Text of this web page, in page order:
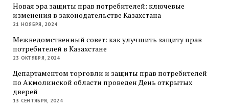
Новая эра защиты прав потребителей: ключевые
изменения в законодательстве Казахстана
21 НОЯБРЯ, 2024
Межведомственный совет: как улучшить защиту прав
потребителей в Казахстане
23 ОКТЯБРЯ, 2024
Департаментом торговли и защиты прав потребителей
по Акмолинской области проведен День открытых
дверей
13 СЕНТЯБРЯ, 2024